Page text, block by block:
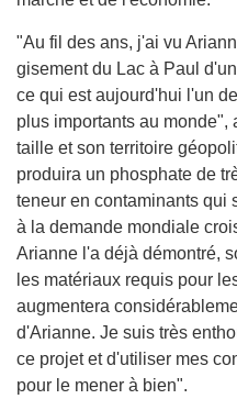
"Au fil des ans, j'ai vu
gisement du Lac à Paul
ce qui est aujourd'hui l'un
plus importants au monde",
taille et son territoire
produira un phosphate de
teneur en contaminants qui
à la demande mondiale
Arianne l'a déjà démontré,
les matériaux requis pour
augmentera
d'Arianne. Je suis très
ce projet et d'utiliser mes
pour le mener à bien".